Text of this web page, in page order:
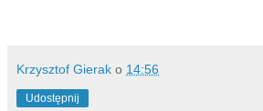
Krzysztof Gierak o 14:56
Udostępnij